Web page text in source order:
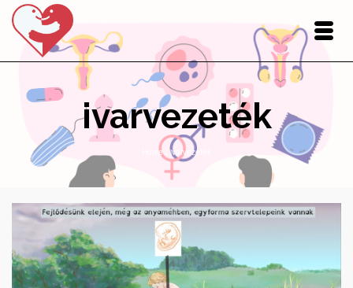
ivarvezeték
Home ivarvezeték